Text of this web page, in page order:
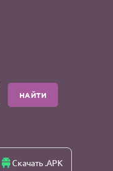
НАЙТИ
Скачать .APK